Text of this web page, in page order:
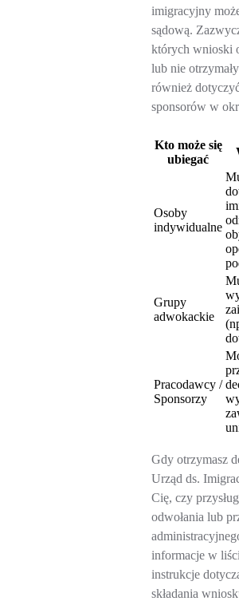
imigracyjny
sądową.
których wnioski
lub nie
również
sponsorów w
Kto może się
ubiegać
Osoby
indywidualne
Grupy
adwokackie
Pracodawcy /
Sponsorzy
Gdy otrzymasz
Urząd ds.
Cię, czy
odwołania lub
informacje w
instrukcje
składania